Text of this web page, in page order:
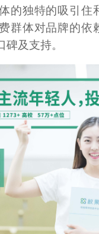
的独特的吸引住
群体对品牌的依
及支持。